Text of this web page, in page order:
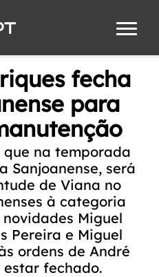
fecha
para
que na temporada
Sanjoanense, será
de Viana no
à categoria
Miguel
Pereira e Miguel
ordens de André
estar fechado.